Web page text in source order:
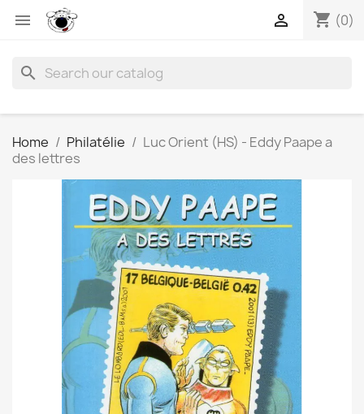
 shopping_cart (0)

search
Home Philatélie
Luc Orient (HS) - Eddy Paape a
des lettres